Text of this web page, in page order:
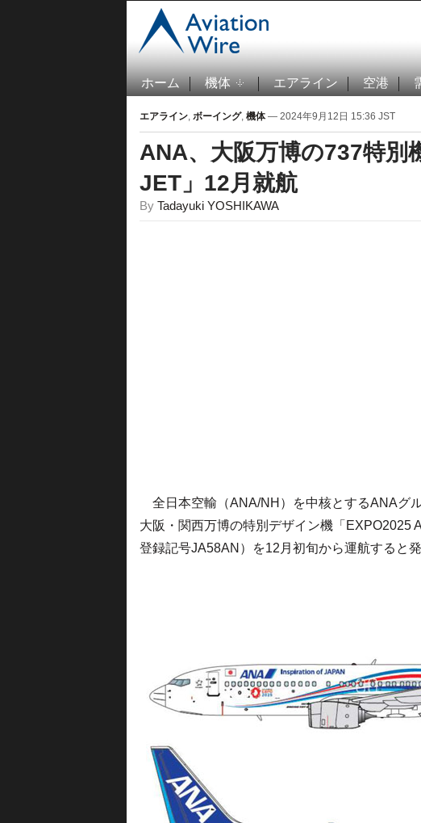
ホーム 機体 エアライン 空港
エアライン, ボーイング, 機体— 2024年9月12日 15:36 JST
ANA、大阪万博の737特別
JET」12月就航
By Tadayuki YOSHIKAWA
全日本空輸（ANA/NH）を中核とするANAグ
大阪・関西万博の特別デザイン機「EXPO2025
登録記号JA58AN）を12月初旬から運航すると発